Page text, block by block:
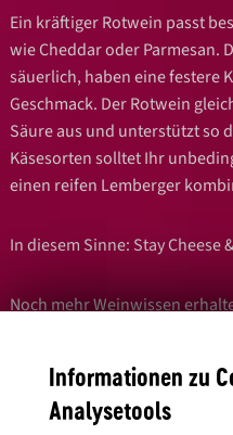
Ein kräftiger Rotwein passt
wie Cheddar oder Parmesan.
säuerlich, haben eine festere
Geschmack. Der Rotwein
Säure aus und unterstützt so
Käsesorten solltet Ihr
einen reifen Lemberger
In diesem Sinne: Stay Cheese
Noch mehr Weinwissen
Informationen zu
Analysetools